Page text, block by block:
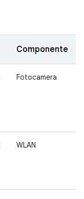
Componente
Fotocamera
WLAN